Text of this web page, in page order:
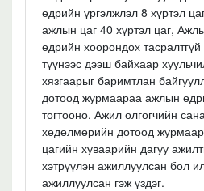
өдрийн үргэлжлэл 8 хүртэл
ажлын цаг 40 хүртэл цаг,
өдрийн хоорондох
түүнээс дээш байхаар
хязгаарыг баримтлан
дотоод журмаараа ажлын
тогтооно. Ажил олгогчийн
хөдөлмөрийн дотоод
цагийн хуваарийн дагуу
хэтрүүлэн ажиллуулсан бол
ажиллуулсан гэж үздэг.